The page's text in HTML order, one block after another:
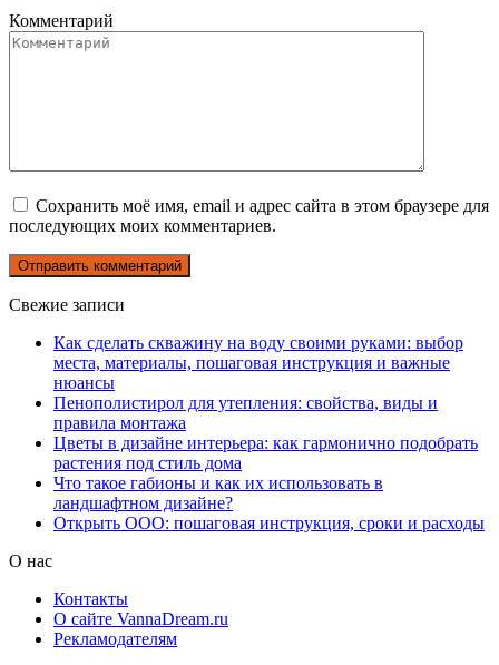
Комментарий
Сохранить моё имя, email и адрес сайта в этом браузере для
последующих моих комментариев.
Свежие записи
Как сделать скважину на воду своими руками: выбор
места, материалы, пошаговая инструкция и важные
нюансы
Пенополистирол для утепления: свойства, виды и
правила монтажа
Цветы в дизайне интерьера: как гармонично подобрать
растения под стиль дома
Что такое габионы и как их использовать в
ландшафтном дизайне?
Открыть ООО: пошаговая инструкция, сроки и расходы
О нас
Контакты
О сайте VannaDream.ru
Рекламодателям